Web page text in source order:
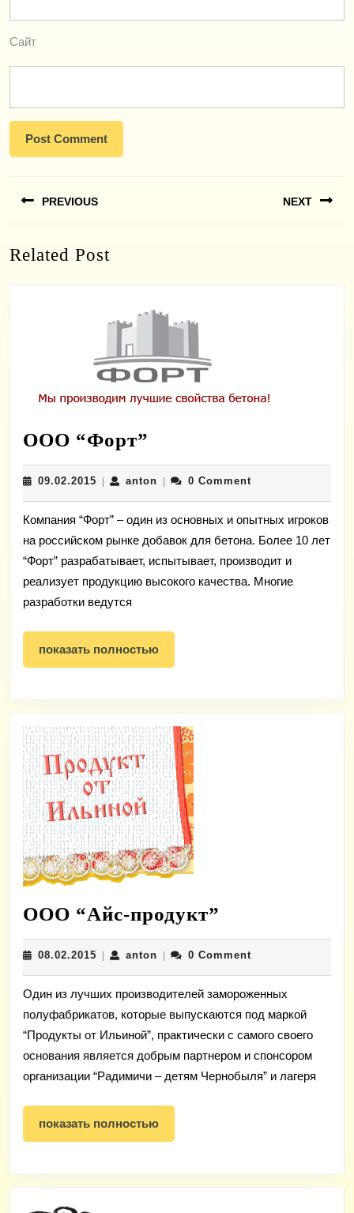
Сайт
по
PREVIOUS
post:
NEXT
Related Post
ООО “Форт”
“Форт”
09.02.2015 09.02.2015
| antonanton
| 0 Comment
Компания “Форт” – один из основных и опытных игроков
на российском рынке добавок для бетона. Более 10 лет
“Форт” разрабатывает, испытывает, производит и
реализует продукцию высокого качества. Многие
разработки ведутся
показать полностьюпоказать
полностью
ООО “Айс-продукт”
“Айс-
продукт”
08.02.2015 08.02.2015
| antonanton
| 0 Comment
Один из лучших производителей замороженных
полуфабрикатов, которые выпускаются под маркой
“Продукты от Ильиной”, практически с самого своего
основания является добрым партнером и спонсором
организации “Радимичи – детям Чернобыля” и лагеря
показать полностьюпоказать
полностью